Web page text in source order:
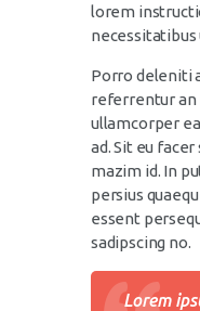
lorem
necessitatibus
Porro deleniti
referrentur an
ullamcorper
ad. Sit eu
mazim id. In
persius
essent
sadipscing no.
Lorem